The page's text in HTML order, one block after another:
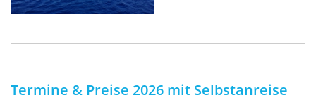
Termine & Preise 2026 mit Selbstanreise